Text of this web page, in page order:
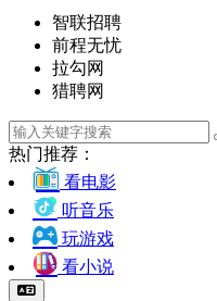
智联招聘
前程无忧
拉勾网
猎聘网
热门推荐：
看电影
听音乐
玩游戏
看小说